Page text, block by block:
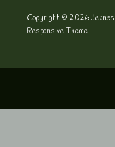
bas
de
Copyright © 2026
Responsive Theme